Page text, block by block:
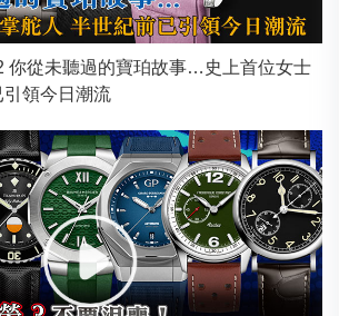
你從未聽過的寶珀故事…史上首位女士
領今日潮流